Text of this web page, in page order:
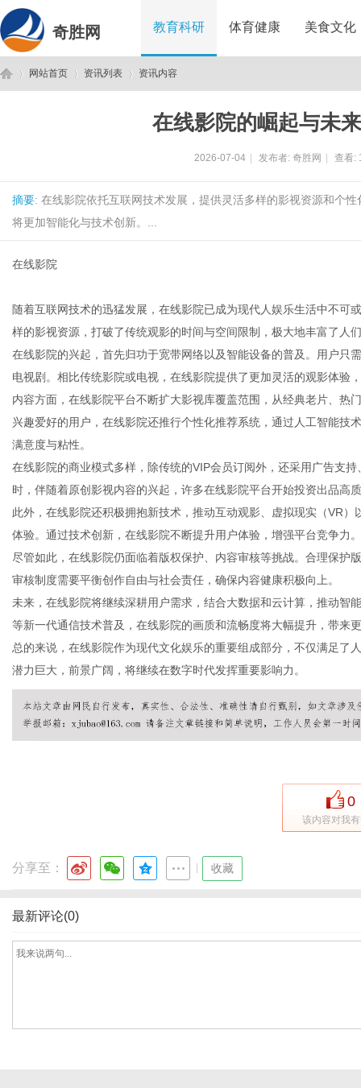
奇胜网 教育科研 体育健康 美食文化
网站首页 资讯列表 资讯内容
在线影院的崛起与未
2026-07-04 发布者: 奇胜网 查看:
摘要: 在线影院依托互联网技术发展，提供灵活多样的影视资源和个
将更加智能化与技术创新。...
在线影院
随着互联网技术的迅猛发展，在线影院已成为现代人娱乐生活中不可
样的影视资源，打破了传统观影的时间与空间限制，极大地丰富了人
在线影院的兴起，首先归功于宽带网络以及智能设备的普及。用户只
电视剧。相比传统影院或电视，在线影院提供了更加灵活的观影体验
内容方面，在线影院平台不断扩大影视库覆盖范围，从经典老片、热
兴趣爱好的用户，在线影院还推行个性化推荐系统，通过人工智能技
满意度与粘性。
在线影院的商业模式多样，除传统的VIP会员订阅外，还采用广告支
时，伴随着原创影视内容的兴起，许多在线影院平台开始投资出品高
此外，在线影院还积极拥抱新技术，推动互动观影、虚拟现实（VR
体验。通过技术创新，在线影院不断提升用户体验，增强平台竞争力。
尽管如此，在线影院仍面临着版权保护、内容审核等挑战。合理保护
审核制度需要平衡创作自由与社会责任，确保内容健康积极向上。
未来，在线影院将继续深耕用户需求，结合大数据和云计算，推动智
等新一代通信技术普及，在线影院的画质和流畅度将大幅提升，带来
总的来说，在线影院作为现代文化娱乐的重要组成部分，不仅满足了
潜力巨大，前景广阔，将继续在数字时代发挥重要影响力。
0
该内容对我
分享至： 收藏
最新评论(0)